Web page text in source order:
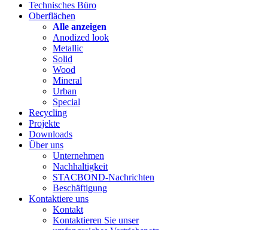
Technisches Büro
Oberflächen
Alle anzeigen
Anodized look
Metallic
Solid
Wood
Mineral
Urban
Special
Recycling
Projekte
Downloads
Über uns
Unternehmen
Nachhaltigkeit
STACBOND-Nachrichten
Beschäftigung
Kontaktiere uns
Kontakt
Kontaktieren Sie unser